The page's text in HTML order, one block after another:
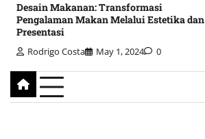
Desain Makanan: Transformasi
Pengalaman Makan Melalui Estetika dan
Presentasi
Rodrigo Costa May 1, 2024 0